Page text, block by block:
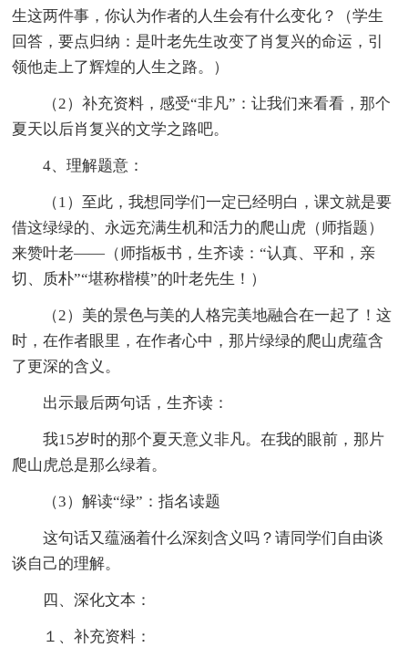
生这两件事，你认为作者的人生会有什么变化？（学生
回答，要点归纳：是叶老先生改变了肖复兴的命运，引
领他走上了辉煌的人生之路。）
（2）补充资料，感受“非凡”：让我们来看看，那个
夏天以后肖复兴的文学之路吧。
4、理解题意：
（1）至此，我想同学们一定已经明白，课文就是要
借这绿绿的、永远充满生机和活力的爬山虎（师指题）
来赞叶老——（师指板书，生齐读：“认真、平和，亲
切、质朴”“堪称楷模”的叶老先生！）
（2）美的景色与美的人格完美地融合在一起了！这
时，在作者眼里，在作者心中，那片绿绿的爬山虎蕴含
了更深的含义。
出示最后两句话，生齐读：
我15岁时的那个夏天意义非凡。在我的眼前，那片
爬山虎总是那么绿着。
（3）解读“绿”：指名读题
这句话又蕴涵着什么深刻含义吗？请同学们自由谈
谈自己的理解。
四、深化文本：
１、补充资料：